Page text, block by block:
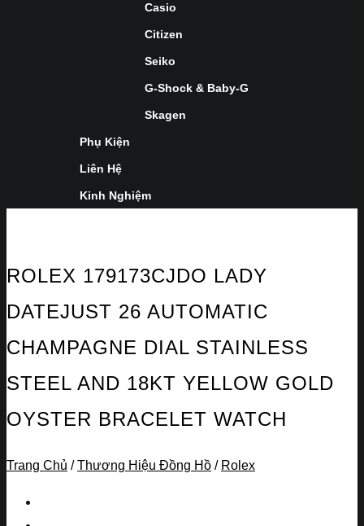
Casio
Citizen
Seiko
G-Shock & Baby-G
Skagen
Phụ Kiện
Liên Hệ
Kinh Nghiệm
ROLEX 179173CJDO LADY
DATEJUST 26 AUTOMATIC
CHAMPAGNE DIAL STAINLESS
STEEL AND 18KT YELLOW GOLD
OYSTER BRACELET WATCH
Trang Chủ / Thương Hiệu Đồng Hồ / Rolex